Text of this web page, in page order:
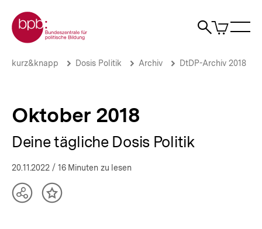
zum
Seiteninhalt
springen
Zur Startseite der bpb
Suche
Artikel
im
Oktober
tägliche
Dosis
Brotkrümelnavigation
Pfadnavigation
kurz&knapp Dosis Politik Archiv DtDP-Archiv 2018
Oktober 2018
Deine tägliche Dosis Politik
20.11.2022 / 16 Minuten zu lesen
TeilenInhalt